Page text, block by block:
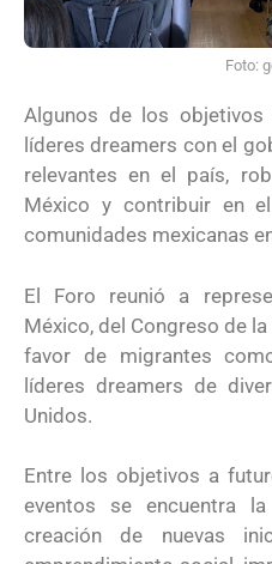
Foto:
Algunos de los
líderes dreamers con el
relevantes en el país,
México y contribuir en
comunidades mexicanas
El Foro reunió a
México, del Congreso de
favor de migrantes
líderes dreamers de
Unidos.
Entre los objetivos a
eventos se encuentra
creación de nuevas